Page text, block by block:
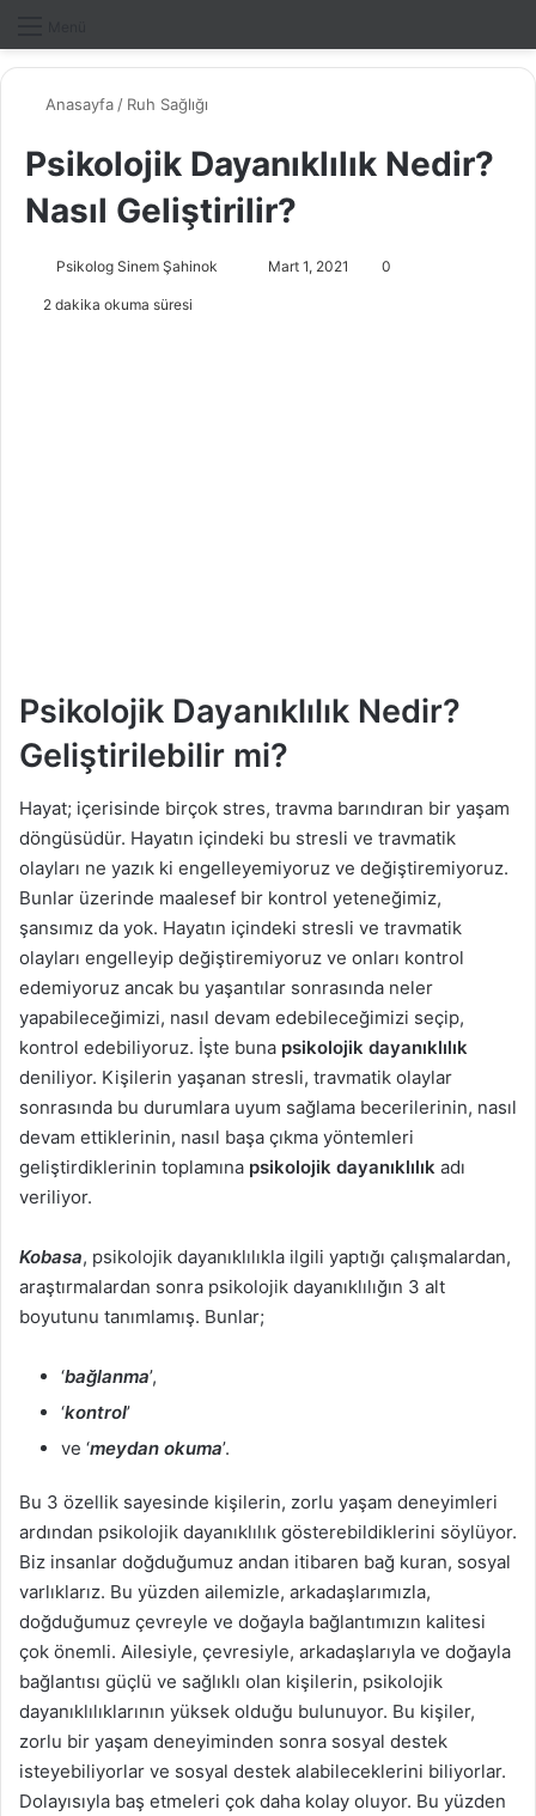
Anasayfa / Ruh Sağlığı
Psikolojik Dayanıklılık Nedir?
Nasıl Geliştirilir?
Psikolog Sinem Şahinok
m
e
Mart 1, 2021 0
2 dakika okuma süresi
Psikolojik Dayanıklılık Nedir?
Geliştirilebilir mi?
Hayat; içerisinde birçok stres, travma barındıran bir yaşam
döngüsüdür. Hayatın içindeki bu stresli ve travmatik
olayları ne yazık ki engelleyemiyoruz ve değiştiremiyoruz.
Bunlar üzerinde maalesef bir kontrol yeteneğimiz,
şansımız da yok. Hayatın içindeki stresli ve travmatik
olayları engelleyip değiştiremiyoruz ve onları kontrol
edemiyoruz ancak bu yaşantılar sonrasında neler
yapabileceğimizi, nasıl devam edebileceğimizi seçip,
kontrol edebiliyoruz. İşte buna psikolojik dayanıklılık
deniliyor. Kişilerin yaşanan stresli, travmatik olaylar
sonrasında bu durumlara uyum sağlama becerilerinin, nasıl
devam ettiklerinin, nasıl başa çıkma yöntemleri
geliştirdiklerinin toplamına psikolojik dayanıklılık adı
veriliyor.
Kobasa, psikolojik dayanıklılıkla ilgili yaptığı çalışmalardan,
araştırmalardan sonra psikolojik dayanıklılığın 3 alt
boyutunu tanımlamış. Bunlar;
‘bağlanma’,
‘kontrol’
ve ‘meydan okuma’.
Bu 3 özellik sayesinde kişilerin, zorlu yaşam deneyimleri
ardından psikolojik dayanıklılık gösterebildiklerini söylüyor.
Biz insanlar doğduğumuz andan itibaren bağ kuran, sosyal
varlıklarız. Bu yüzden ailemizle, arkadaşlarımızla,
doğduğumuz çevreyle ve doğayla bağlantımızın kalitesi
çok önemli. Ailesiyle, çevresiyle, arkadaşlarıyla ve doğayla
bağlantısı güçlü ve sağlıklı olan kişilerin, psikolojik
dayanıklılıklarının yüksek olduğu bulunuyor. Bu kişiler,
zorlu bir yaşam deneyiminden sonra sosyal destek
isteyebiliyorlar ve sosyal destek alabileceklerini biliyorlar.
Dolayısıyla baş etmeleri çok daha kolay oluyor. Bu yüzden